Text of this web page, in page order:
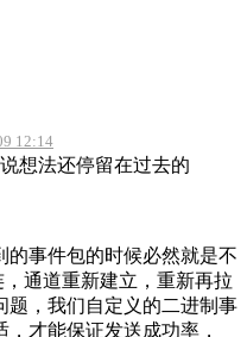
12:14
想法还停留在过去的
的事件包的时候必然就是不
通道重新建立，重新再拉
题，我们自定义的二进制事
才能保证发送成功率，